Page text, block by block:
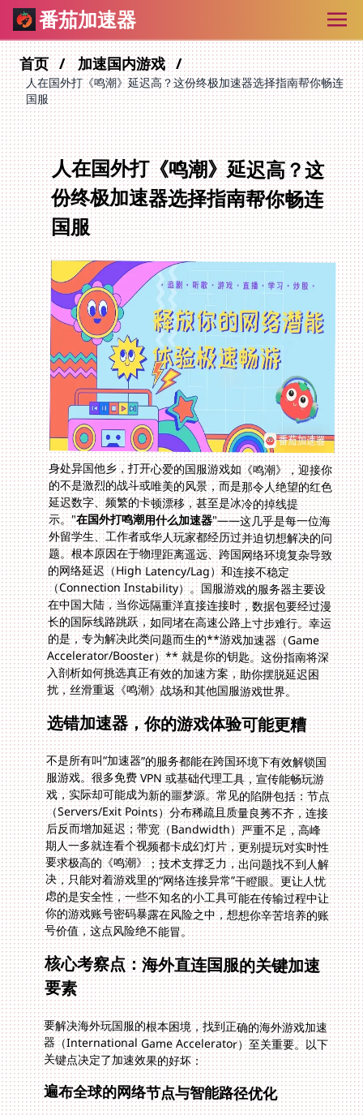
番茄加速器
首页 加速国内游戏
人在国外打《鸣潮》延迟高？这份终极加速器选择指南帮你畅连
国服
人在国外打《鸣潮》延迟高？这
份终极加速器选择指南帮你畅连
国服
身处异国他乡，打开心爱的国服游戏如《鸣潮》，迎接你
的不是激烈的战斗或唯美的风景，而是那令人绝望的红色
延迟数字、频繁的卡顿漂移，甚至是冰冷的掉线提
示。"在国外打鸣潮用什么加速器"——这几乎是每一位海
外留学生、工作者或华人玩家都经历过并迫切想解决的问
题。根本原因在于物理距离遥远、跨国网络环境复杂导致
的网络延迟（High Latency/Lag）和连接不稳定
（Connection Instability）。国服游戏的服务器主要设
在中国大陆，当你远隔重洋直接连接时，数据包要经过漫
长的国际线路跳跃，如同堵在高速公路上寸步难行。幸运
的是，专为解决此类问题而生的**游戏加速器（Game
Accelerator/Booster）** 就是你的钥匙。这份指南将深
入剖析如何挑选真正有效的加速方案，助你摆脱延迟困
扰，丝滑重返《鸣潮》战场和其他国服游戏世界。
选错加速器，你的游戏体验可能更糟
不是所有叫“加速器”的服务都能在跨国环境下有效解锁国
服游戏。很多免费 VPN 或基础代理工具，宣传能畅玩游
戏，实际却可能成为新的噩梦源。常见的陷阱包括：节点
（Servers/Exit Points）分布稀疏且质量良莠不齐，连接
后反而增加延迟；带宽（Bandwidth）严重不足，高峰
期人一多就连看个视频都卡成幻灯片，更别提玩对实时性
要求极高的《鸣潮》；技术支撑乏力，出问题找不到人解
决，只能对着游戏里的“网络连接异常”干瞪眼。更让人忧
虑的是安全性，一些不知名的小工具可能在传输过程中让
你的游戏账号密码暴露在风险之中，想想你辛苦培养的账
号价值，这点风险绝不能冒。
核心考察点：海外直连国服的关键加速
要素
要解决海外玩国服的根本困境，找到正确的海外游戏加速
器（International Game Accelerator）至关重要。以下
关键点决定了加速效果的好坏：
遍布全球的网络节点与智能路径优化